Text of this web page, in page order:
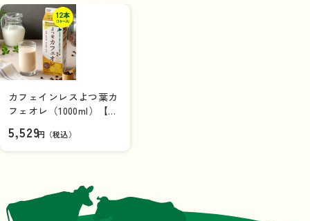
カフェインレスよつ葉カ
フェオレ（1000ml）【牛
ス）【送料込み】
5,529円（税込）